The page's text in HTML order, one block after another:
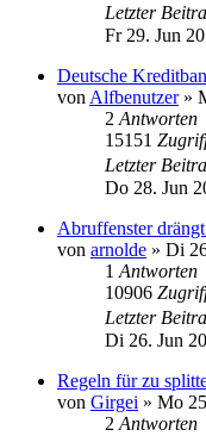
Letzter
Fr 29. Jun
Deutsche
von Alfbenutzer»
2 Antworten
15151
Letzter
Do 28. Jun
Abruffenster
von arnolde » Di
1 Antworten
10906
Letzter
Di 26. Jun
Regeln für zu
von Girgei » Mo
2 Antworten